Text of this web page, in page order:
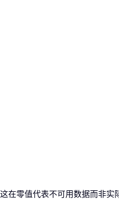
零值代表不可用数据而非实